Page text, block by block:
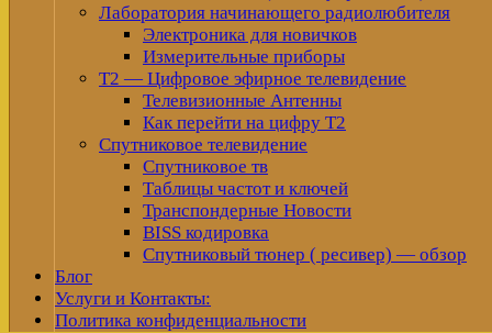
Лаборатория начинающего радиолюбителя
Электроника для новичков
Измерительные приборы
Т2 — Цифровое эфирное телевидение
Телевизионные Антенны
Как перейти на цифру Т2
Спутниковое телевидение
Спутниковое тв
Таблицы частот и ключей
Транспондерные Новости
BISS кодировка
Спутниковый тюнер ( ресивер) — обзор
Блог
Услуги и Контакты:
Политика конфиденциальности